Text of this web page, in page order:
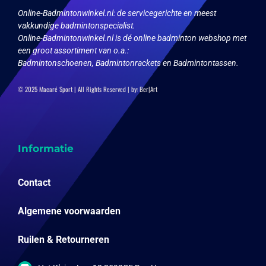
Online-Badmintonwinkel.nl:de servicegerichte en meest
vakkundige badmintonspecialist.
Online-Badmintonwinkel.nl is dé online badminton webshop met
een groot assortiment van o.a.:
Badmintonschoenen, Badmintonrackets en Badmintontassen.
© 2025 Macaré Sport | All Rights Reserved | by:Ber|Art
Informatie
Contact
Algemene voorwaarden
Ruilen & Retourneren